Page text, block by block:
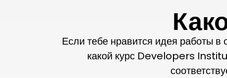
Если тебе нравится идея работы
какой курс Developers